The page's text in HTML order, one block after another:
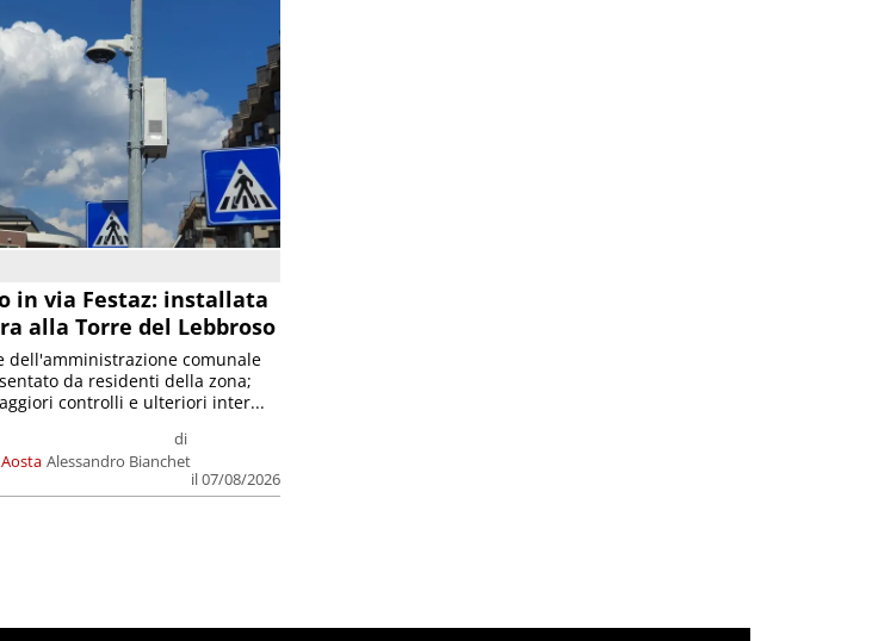
in via Festaz: installata
alla Torre del Lebbroso
Aosta
di
Alessandro Bianchet
il 07/08/2026
dell'amministrazione comunale
da residenti della zona;
controlli e ulteriori inter...